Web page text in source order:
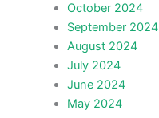
October 2024
September 2024
August 2024
July 2024
June 2024
May 2024